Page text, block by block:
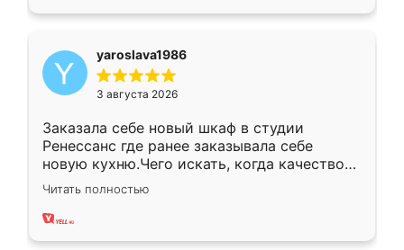
yaroslava1986
3 августа 2026
Заказала себе новый шкаф в студии
Ренессанс где ранее заказывала себе
новую кухню.Чего искать, когда качеством
вполне довольна. Служит кухня уже почти
два года, нареканий нет.
Читать полностью